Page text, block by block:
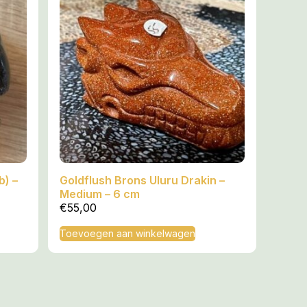
voor enigerlei
van de op mijn
en
aan jouw
–
Goldflush Brons Uluru Drakin –
Medium – 6 cm
€55,00
Toevoegen aan winkelwagen